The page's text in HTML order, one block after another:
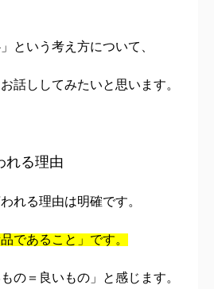
という考え方について、
話ししてみたいと思います。
れる理由
れる理由は明確です。
品であること」 です。
の＝良いもの」と感じます。